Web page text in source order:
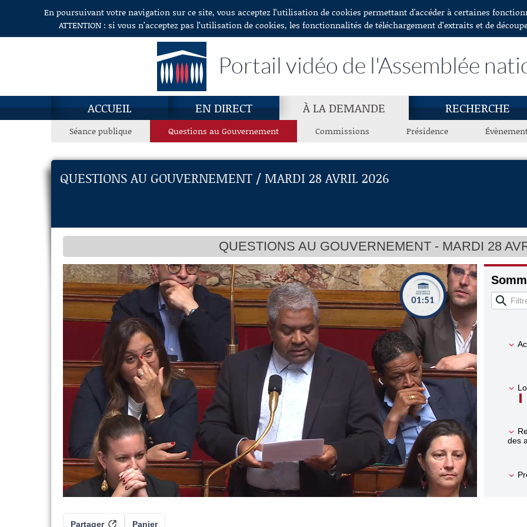
Aller au contenuEn poursuivant votre navigation sur ce site, vous acceptez l’utilisation de cookies permettant d'accéder à certaines
ATTENTION : si vous n’acceptez pas l’utilisation de cookies, les fonctionnalités de téléchargement d’extraits et de
Portail vidéo de l'Assemblée
ACCUEIL EN DIRECT À LA DEMANDE RECHERCHE
Séance publique Questions au Gouvernement Commissions Présidence
QUESTIONS AU GOUVERNEMENT / MARDI 28 AVRIL 2026
QUESTIONS AU GOUVERNEMENT - MARDI 28
des
Panier
Partager